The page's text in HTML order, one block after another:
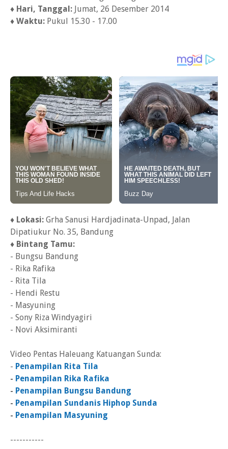
♦ Hari, Tanggal: Jumat, 26 Desember 2014
♦ Waktu: Pukul 15.30 - 17.00
♦ Lokasi: Grha Sanusi Hardjadinata-Unpad, Jalan
Dipatiukur No. 35, Bandung
♦ Bintang Tamu:
- Bungsu Bandung
- Rika Rafika
- Rita Tila
- Hendi Restu
- Masyuning
- Sony Riza Windyagiri
- Novi Aksimiranti
Video Pentas Haleuang Katuangan Sunda:
- Penampilan Rita Tila
- Penampilan Rika Rafika
- Penampilan Bungsu Bandung
- Penampilan Sundanis Hiphop Sunda
- Penampilan Masyuning
-----------